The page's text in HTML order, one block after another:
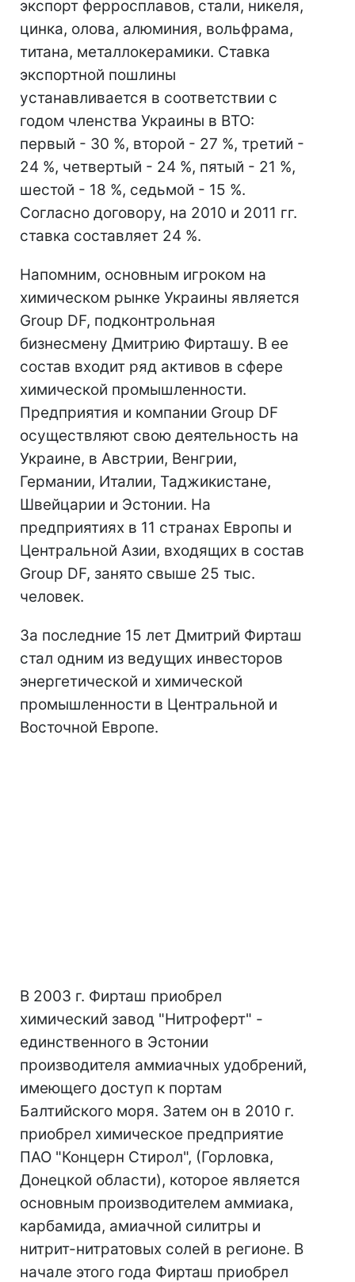
экспорт ферросплавов, стали, никеля,
цинка, олова, алюминия, вольфрама,
титана, металлокерамики. Ставка
экспортной пошлины
устанавливается в соответствии с
годом членства Украины в ВТО:
первый - 30 %, второй - 27 %, третий -
24 %, четвертый - 24 %, пятый - 21 %,
шестой - 18 %, седьмой - 15 %.
Согласно договору, на 2010 и 2011 гг.
ставка составляет 24 %.
Напомним, основным игроком на
химическом рынке Украины является
Group DF, подконтрольная
бизнесмену Дмитрию Фирташу. В ее
состав входит ряд активов в сфере
химической промышленности.
Предприятия и компании Group DF
осуществляют свою деятельность на
Украине, в Австрии, Венгрии,
Германии, Италии, Таджикистане,
Швейцарии и Эстонии. На
предприятиях в 11 странах Европы и
Центральной Азии, входящих в состав
Group DF, занято свыше 25 тыс.
человек.
За последние 15 лет Дмитрий Фирташ
стал одним из ведущих инвесторов
энергетической и химической
промышленности в Центральной и
Восточной Европе.
В 2003 г. Фирташ приобрел
химический завод "Нитроферт" -
единственного в Эстонии
производителя аммиачных удобрений,
имеющего доступ к портам
Балтийского моря. Затем он в 2010 г.
приобрел химическое предприятие
ПАО "Концерн Стирол", (Горловка,
Донецкой области), которое является
основным производителем аммиака,
карбамида, амиачной силитры и
нитрит-нитратовых солей в регионе. В
начале этого года Фирташ приобрел